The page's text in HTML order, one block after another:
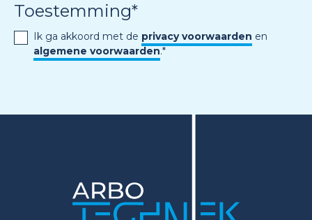
Toestemming*
Ik ga akkoord met de privacy voorwaarden en
algemene voorwaarden.*